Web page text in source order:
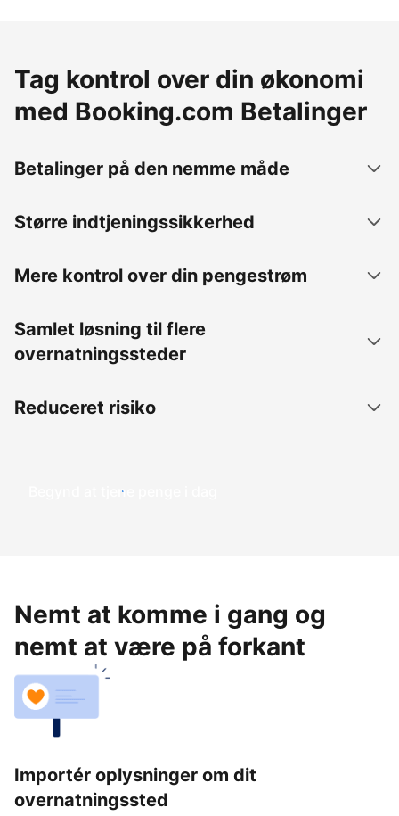
Tag kontrol over din økonomi
med Booking.com Betalinger
Betalinger på den nemme måde
Større indtjeningssikkerhed
Mere kontrol over din pengestrøm
Samlet løsning til flere
overnatningssteder
Reduceret risiko
Begynd at tjene penge i dag
Nemt at komme i gang og
nemt at være på forkant
Importér oplysninger om dit
overnatningssted